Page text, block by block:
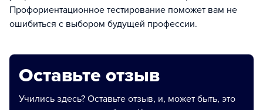
Профориентационное тестирование поможет вам не
ошибиться с выбором будущей профессии.
Оставьте отзыв
Учились здесь? Оставьте отзыв, и, может быть, это